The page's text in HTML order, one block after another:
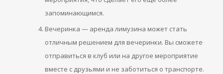
запоминающимся.
Вечеринка — аренда лимузина может стать
отличным решением для вечеринки. Вы сможете
отправиться в клуб или на другое мероприятие
вместе с друзьями и не заботиться о транспорте.